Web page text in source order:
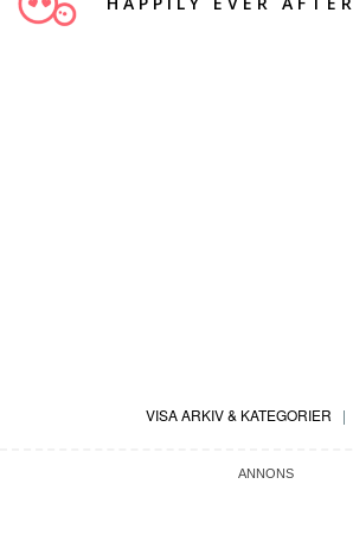
VISA ARKIV & KATEGORIER |